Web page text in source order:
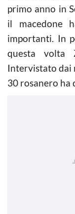
primo anno in
il macedone
importanti. In
questa volta
Intervistato dai
30 rosanero ha